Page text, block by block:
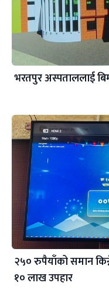
भरतपुर अस्पताललाई
२५० रुपैयाँको समान
१० लाख उपहार